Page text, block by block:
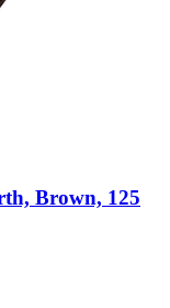
Brown, 125